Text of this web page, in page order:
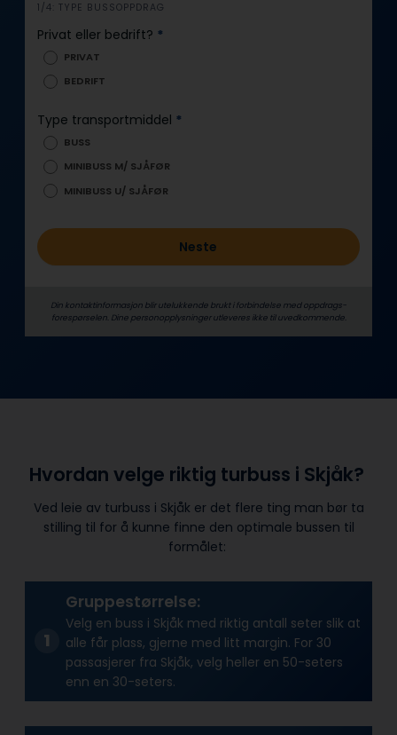
i
n
o
d
1/4: TYPE BUSSOPPDRAG
Privat eller bedrift? *
PRIVAT
BEDRIFT
Type transportmiddel *
BUSS
MINIBUSS M/ SJÅFØR
MINIBUSS U/ SJÅFØR
Neste
Din kontaktinformasjon blir utelukkende brukt i forbindelse med oppdrags­
forespørselen. Dine person­­opplysninger utleveres ikke til uvedkommende.
Hvordan velge riktig turbuss i Skjåk?
Ved leie av turbuss i Skjåk er det flere ting man bør ta
stilling til for å kunne finne den optimale bussen til
formålet:
Gruppestørrelse:
Velg en buss i Skjåk med riktig antall seter slik at
alle får plass, gjerne med litt margin. For 30
passasjerer fra Skjåk, velg heller en 50-seters
enn en 30-seters.